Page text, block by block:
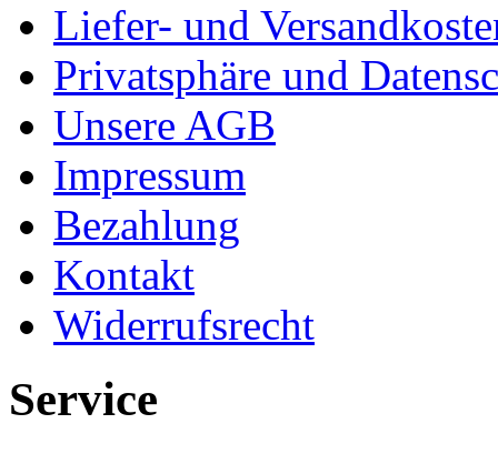
Liefer- und
Privatsphäre und
Unsere AGB
Impressum
Bezahlung
Kontakt
Widerrufsrecht
Service